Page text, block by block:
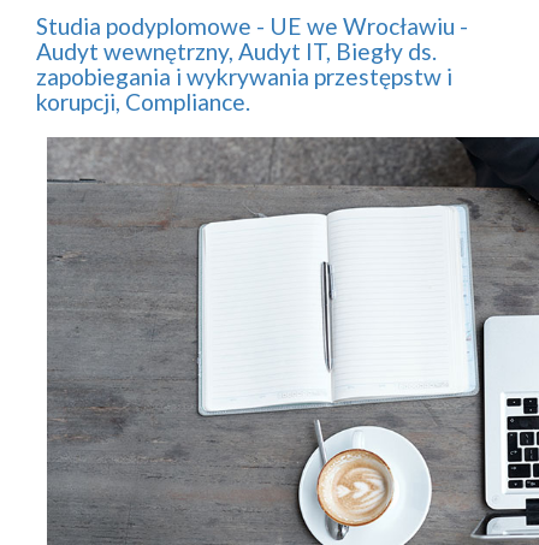
Studia podyplomowe - UE we Wrocławiu -
Audyt wewnętrzny, Audyt IT, Biegły ds.
zapobiegania i wykrywania przestępstw i
korupcji, Compliance.